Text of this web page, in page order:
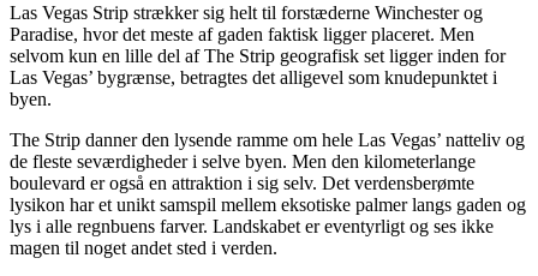
Las Vegas Strip strækker sig helt til forstæderne Winchester og
Paradise, hvor det meste af gaden faktisk ligger placeret. Men
selvom kun en lille del af The Strip geografisk set ligger inden for
Las Vegas’ bygrænse, betragtes det alligevel som knudepunktet i
byen.
The Strip danner den lysende ramme om hele Las Vegas’ natteliv og
de fleste seværdigheder i selve byen. Men den kilometerlange
boulevard er også en attraktion i sig selv. Det verdensberømte
lysikon har et unikt samspil mellem eksotiske palmer langs gaden og
lys i alle regnbuens farver. Landskabet er eventyrligt og ses ikke
magen til noget andet sted i verden.